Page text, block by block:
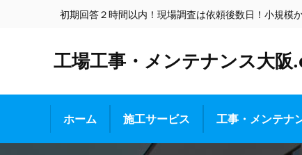
初期回答２時間以内！現場調査は依頼後数日！小規模
工場工事・メンテナンス大阪
ホーム 施工サービス 工事・メンテナ